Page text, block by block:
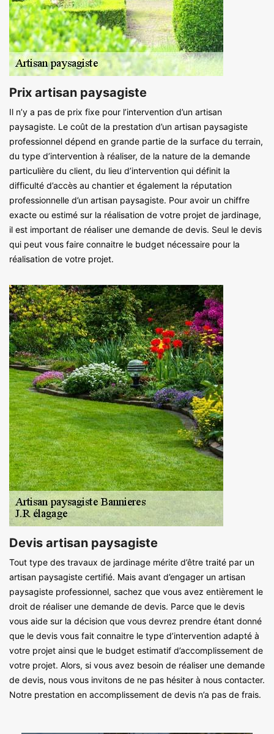
Prix artisan paysagiste
Il n’y a pas de prix fixe pour l’intervention d’un artisan
paysagiste. Le coût de la prestation d’un artisan paysagiste
professionnel dépend en grande partie de la surface du terrain,
du type d’intervention à réaliser, de la nature de la demande
particulière du client, du lieu d’intervention qui définit la
difficulté d’accès au chantier et également la réputation
professionnelle d’un artisan paysagiste. Pour avoir un chiffre
exacte ou estimé sur la réalisation de votre projet de jardinage,
il est important de réaliser une demande de devis. Seul le devis
qui peut vous faire connaitre le budget nécessaire pour la
réalisation de votre projet.
Devis artisan paysagiste
Tout type des travaux de jardinage mérite d’être traité par un
artisan paysagiste certifié. Mais avant d’engager un artisan
paysagiste professionnel, sachez que vous avez entièrement le
droit de réaliser une demande de devis. Parce que le devis
vous aide sur la décision que vous devrez prendre étant donné
que le devis vous fait connaitre le type d’intervention adapté à
votre projet ainsi que le budget estimatif d’accomplissement de
votre projet. Alors, si vous avez besoin de réaliser une demande
de devis, nous vous invitons de ne pas hésiter à nous contacter.
Notre prestation en accomplissement de devis n’a pas de frais.